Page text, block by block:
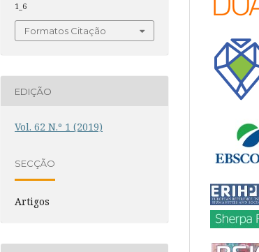
1_6
Formatos Citação
EDIÇÃO
Vol. 62 N.º 1 (2019)
SECÇÃO
Artigos